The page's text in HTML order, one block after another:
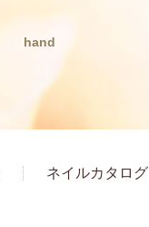
hand
ネイルカタログ